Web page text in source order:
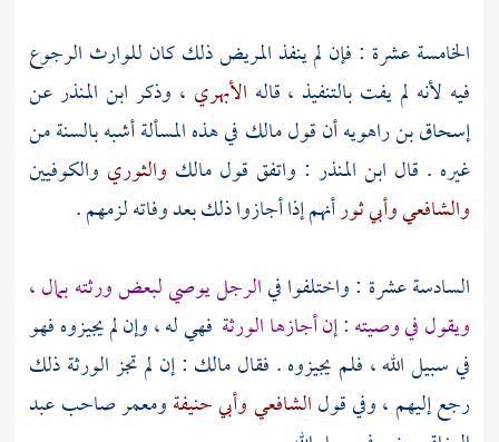
الخامسة عشرة : فإن لم ينفذ المريض ذلك كان للوارث الرجوع
فيه لأنه لم يفت بالتنفيذ ، قاله الأبهري ، وذكر ابن المنذرعن
إسحاق بن راهويهأن قولمالك في هذه المسألة أشبه بالسنة من
غيره . قال ابن المنذر : واتفق قول مالك والثوري والكوفيين
والشافعيوأبي ثورأنهم إذا أجازوا ذلك بعد وفاته لزمهم .
السادسة عشرة : واختلفوا فيالرجل يوصي لبعض ورثته بمال ،
ويقول في وصيته : إن أجازها الورثة فهي له ، وإن لم يجيزوه فهو
في سبيل الله ، فلم يجيزوه . فقالمالك : إن لم تجز الورثة ذلك
رجع إليهم ، وفي قولالشافعيوأبي حنيفةومعمرصاحبعبد